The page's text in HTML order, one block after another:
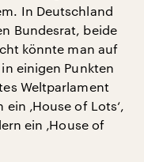
In Deutschland
Bundesrat, beide
könnte man auf
einigen Punkten
Weltparlament
‚House of Lots‘,
ein ‚House of